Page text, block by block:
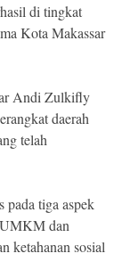
di tingkat
Kota Makassar
Andi Zulkifly
daerah
telah
pada tiga aspek
dan
ketahanan sosial